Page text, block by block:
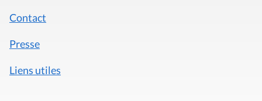
Contact
Presse
Liens utiles